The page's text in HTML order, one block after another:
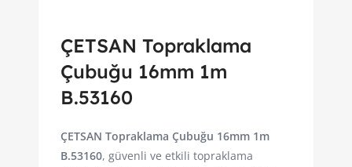
ÇETSAN Topraklama
Çubuğu 16mm 1m
B.53160
ÇETSAN Topraklama Çubuğu 16mm 1m
B.53160, güvenli ve etkili topraklama